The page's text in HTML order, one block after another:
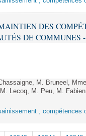
DES
DE COMMUNES -
M. Bruneel,
Lecoq, M. Peu, M.
, compétences